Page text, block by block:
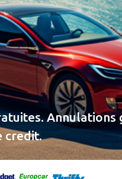
Annulations
credit.